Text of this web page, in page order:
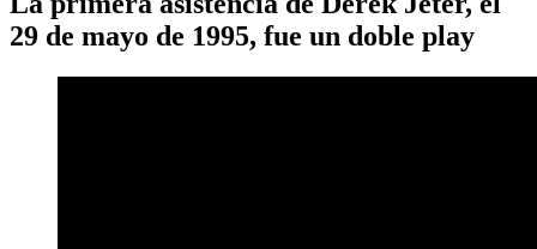
29 de mayo de 1995, fue un doble play